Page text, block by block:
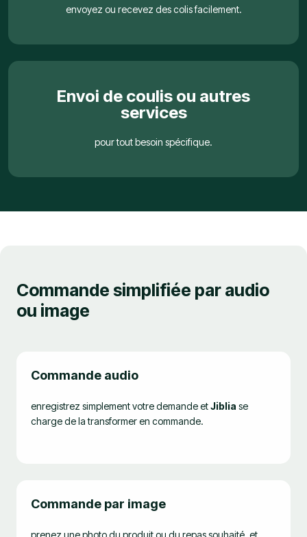
envoyez ou recevez des colis facilement.
Envoi de coulis ou autres
services
pour tout besoin spécifique.
Commande simplifiée par audio
ou image
Commande audio
enregistrez simplement votre demande etJiblia se
charge de la transformer en commande.
Commande par image
prenez une photo du produit ou du repas souhaité, et